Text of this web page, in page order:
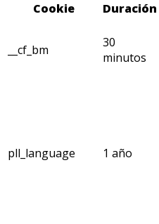
Cookie
Duración
__cf_bm
30
minutos
pll_language 1 año